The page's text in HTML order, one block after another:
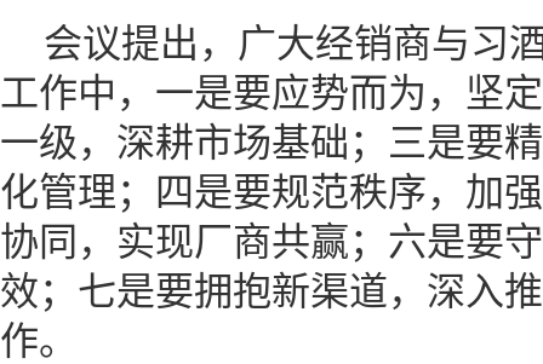
会议提出，广大经销商与习
工作中，一是要应势而为，坚
一级，深耕市场基础；三是要
化管理；四是要规范秩序，加
协同，实现厂商共赢；六是要
效；七是要拥抱新渠道，深入
作。